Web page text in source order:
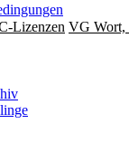
Lizenzen VG Wort,